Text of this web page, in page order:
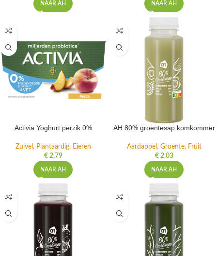
NAAR AH NAAR AH
Activia Yoghurt perzik 0%
Zuivel, Plantaardig, Eieren
€2,79
NAAR AH
AH 80% groentesap komkommer
Aardappel, Groente, Fruit
€2,03
NAAR AH